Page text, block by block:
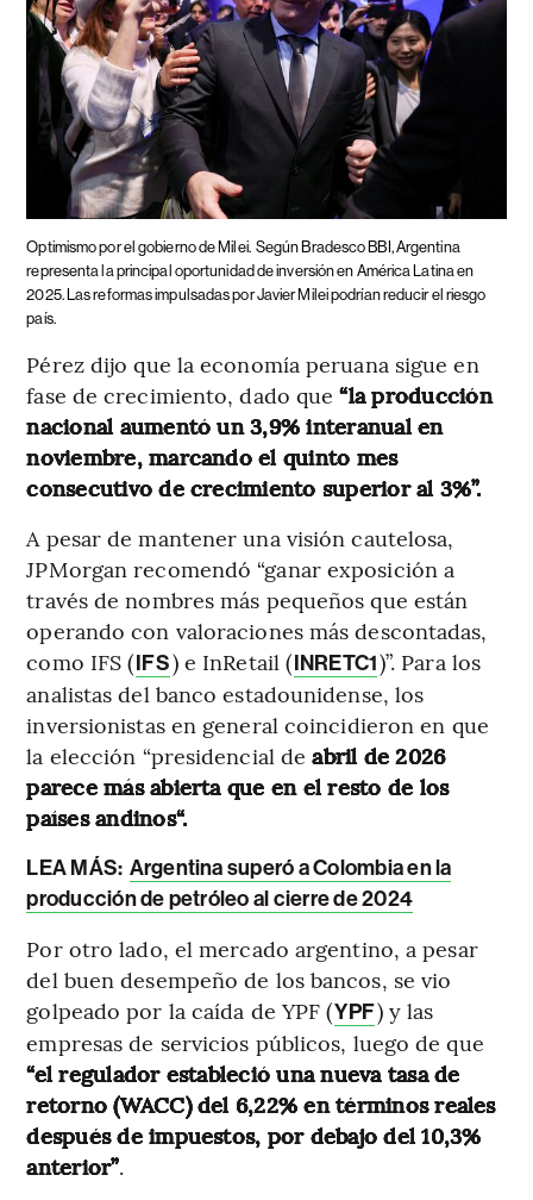
Optimismo por el gobierno de Milei. Según Bradesco BBI, Argentina
representa la principal oportunidad de inversión en América Latina en
2025. Las reformas impulsadas por Javier Milei podrían reducir el riesgo
país.
Pérez dijo que la economía peruana sigue en
fase de crecimiento, dado que“la producción
nacional aumentó un 3,9% interanual en
noviembre, marcando el quinto mes
consecutivo de crecimiento superior al 3%”.
A pesar de mantener una visión cautelosa,
JPMorgan recomendó “ganar exposición a
través de nombres más pequeños que están
operando con valoraciones más descontadas,
como IFS (IFS) e InRetail (INRETC1)”. Para los
analistas del banco estadounidense, los
inversionistas en general coincidieron en que
la elección “presidencial deabril de 2026
parece más abierta que en el resto de los
países andinos“.
LEA MÁS: Argentina superó a Colombia en la
producción de petróleo al cierre de 2024
Por otro lado, el mercado argentino, a pesar
del buen desempeño de los bancos, se vio
golpeado por la caída de YPF (YPF) y las
empresas de servicios públicos, luego de que
“el regulador estableció una nueva tasa de
retorno (WACC) del 6,22% en términos reales
después de impuestos, por debajo del 10,3%
anterior”.